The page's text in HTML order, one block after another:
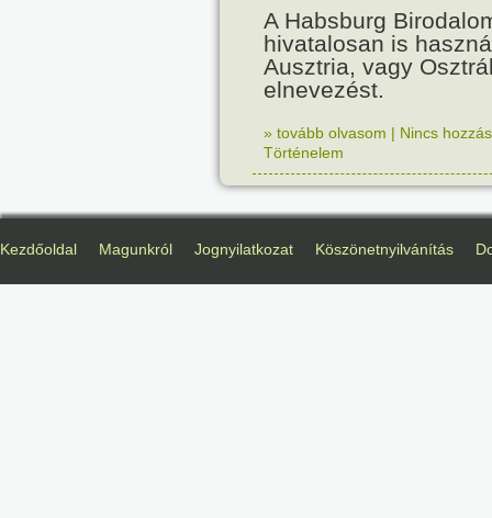
A Habsburg
hivatalosan is
Ausztria, vagy
elnevezést.
» tovább olvasom | Nincs
Történelem
Kezdőoldal Magunkról Jognyilatkozat Köszönetnyilvánítás